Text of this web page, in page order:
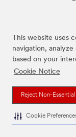
This website uses
navigation,
based on your
Cookie Notice
Reject Non-
Cookie